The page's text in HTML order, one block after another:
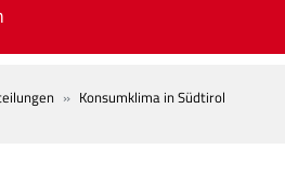
Konsumklima in Südtirol